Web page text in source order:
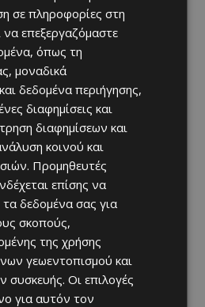
σε πληροφορίες στη
να επεξεργαζόμαστε
όπως τη
μοναδικά
δεδομένα περιήγησης,
διαφημίσεις και
διαφημίσεων και
κοινού και
Προμηθευτές
επίσης να
τα δεδομένα σας για
σκοπούς,
της χρήσης
γεωεντοπισμού και
συσκευής. Οι επιλογές
για αυτόν τον